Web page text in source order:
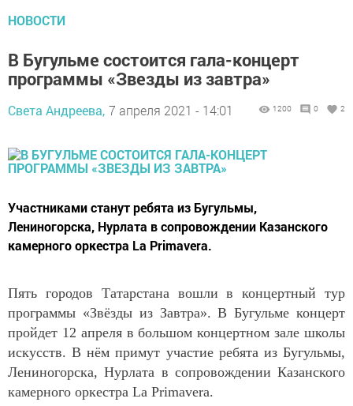
НОВОСТИ
В Бугульме состоится гала-концерт
программы «Звезды из завтра»
Света Андреева, 7 апреля 2021 - 14:01 1200 0 2
Участниками станут ребята из Бугульмы,
Лениногорска, Нурлата в сопровождении Казанского
камерного оркестра La Primavera.
Пять городов Татарстана вошли в концертный тур
программы «Звёзды из Завтра». В Бугульме концерт
пройдет 12 апреля в большом концертном зале школы
искусств. В нём примут участие ребята из Бугульмы,
Лениногорска, Нурлата в сопровождении Казанского
камерного оркестра La Primavera.